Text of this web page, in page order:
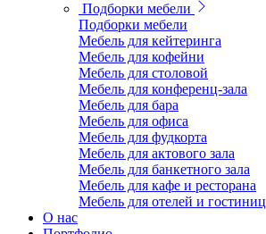
Подборки мебели
Подборки мебели
Мебель для кейтеринга
Мебель для кофейни
Мебель для столовой
Мебель для конференц-зала
Мебель для бара
Мебель для офиса
Мебель для фудкорта
Мебель для актового зала
Мебель для банкетного зала
Мебель для кафе и ресторана
Мебель для отелей и гостиниц
О нас